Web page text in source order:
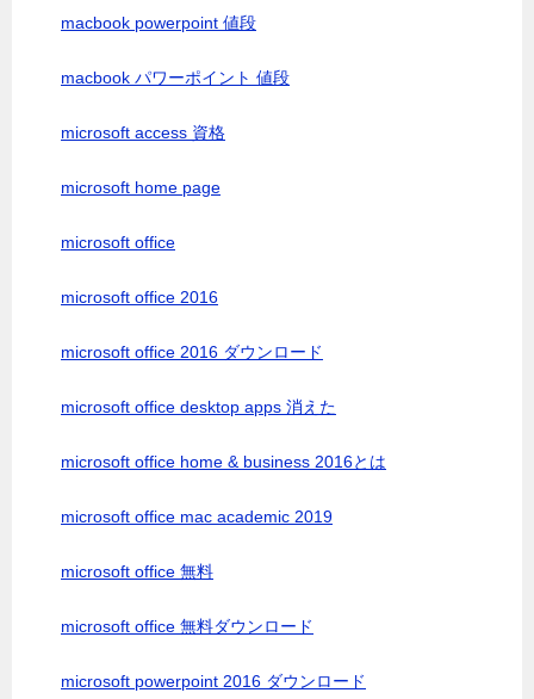
macbook powerpoint 値段
macbook パワーポイント 値段
microsoft access 資格
microsoft home page
microsoft office
microsoft office 2016
microsoft office 2016 ダウンロード
microsoft office desktop apps 消えた
microsoft office home & business 2016とは
microsoft office mac academic 2019
microsoft office 無料
microsoft office 無料ダウンロード
microsoft powerpoint 2016 ダウンロード